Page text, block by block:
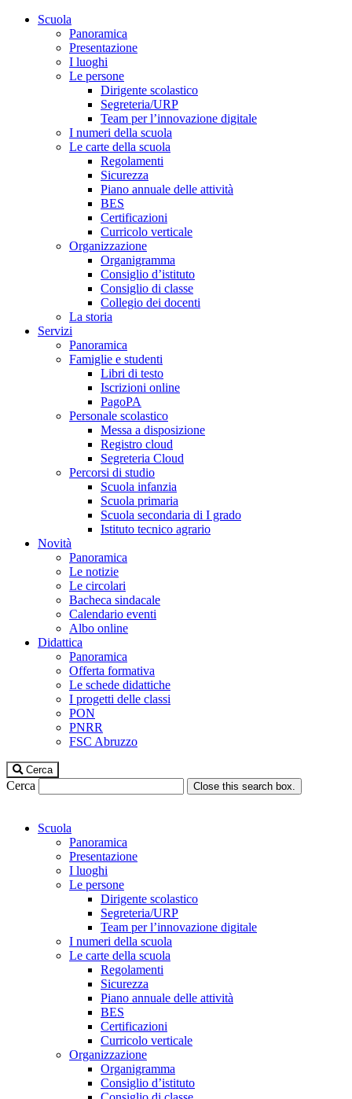
Scuola
Panoramica
Presentazione
I luoghi
Le persone
Dirigente scolastico
Segreteria/URP
Team per l’innovazione digitale
I numeri della scuola
Le carte della scuola
Regolamenti
Sicurezza
Piano annuale delle attività
BES
Certificazioni
Curricolo verticale
Organizzazione
Organigramma
Consiglio d’istituto
Consiglio di classe
Collegio dei docenti
La storia
Servizi
Panoramica
Famiglie e studenti
Libri di testo
Iscrizioni online
PagoPA
Personale scolastico
Messa a disposizione
Registro cloud
Segreteria Cloud
Percorsi di studio
Scuola infanzia
Scuola primaria
Scuola secondaria di I grado
Istituto tecnico agrario
Novità
Panoramica
Le notizie
Le circolari
Bacheca sindacale
Calendario eventi
Albo online
Didattica
Panoramica
Offerta formativa
Le schede didattiche
I progetti delle classi
PON
PNRR
FSC Abruzzo
Cerca
Cerca Close this search box.
Scuola
Panoramica
Presentazione
I luoghi
Le persone
Dirigente scolastico
Segreteria/URP
Team per l’innovazione digitale
I numeri della scuola
Le carte della scuola
Regolamenti
Sicurezza
Piano annuale delle attività
BES
Certificazioni
Curricolo verticale
Organizzazione
Organigramma
Consiglio d’istituto